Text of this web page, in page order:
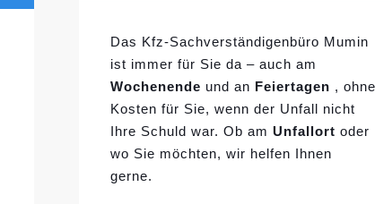
Das Kfz-Sachverständigenbüro Mumin
ist immer für Sie da – auch am
Wochenende und an Feiertagen , ohne
Kosten für Sie, wenn der Unfall nicht
Ihre Schuld war. Ob am Unfallort oder
wo Sie möchten, wir helfen Ihnen
gerne.